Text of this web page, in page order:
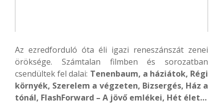
Az ezredforduló óta éli igazi reneszánszát zenei
öröksége. Számtalan filmben és sorozatban
csendültek fel dalai: Tenenbaum, a háziátok, Régi
környék, Szerelem a végzeten, Bizsergés, Ház a
tónál, FlashForward – A jövő emlékei, Hét élet…